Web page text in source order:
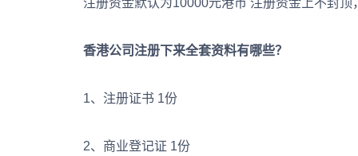
注册资金默认为10000元港币 注册资金上不封顶
香港公司注册下来全套资料有哪些？
1、注册证书 1份
2、商业登记证 1份